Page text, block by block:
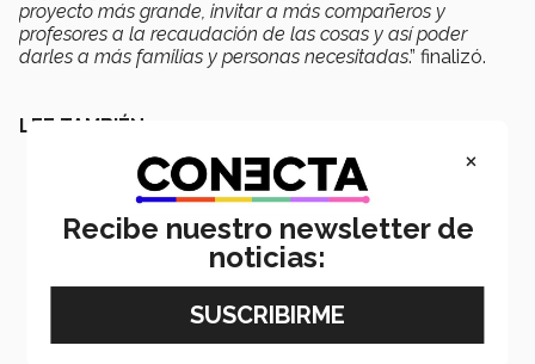
proyecto más grande, invitar a más compañeros y
profesores a la recaudación de las cosas y así poder
darles a más familias y personas necesitadas.” finalizó.
LEE TAMBIÉN
×
Recibe nuestro newsletter de
noticias: